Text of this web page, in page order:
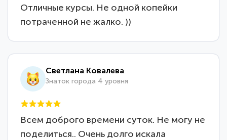
Отличные курсы. Не одной копейки
потраченной не жалко. ))
Светлана Ковалева
Знаток города 4 уровня
Всем доброго времени суток. Не могу не
поделиться.. Очень долго искала